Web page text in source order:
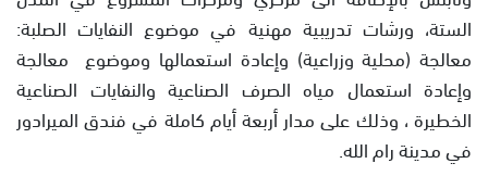
الستة، ورشات تدريبية مهنية في موضوع النفايات الصلبة:
معالجة (محلية وزراعية) وإعادة استعمالها وموضوع معالجة
وإعادة استعمال مياه الصرف الصناعية والنفايات الصناعية
الخطيرة ، وذلك على مدار أربعة أيام كاملة في فندق الميرادور
في مدينة رام الله.